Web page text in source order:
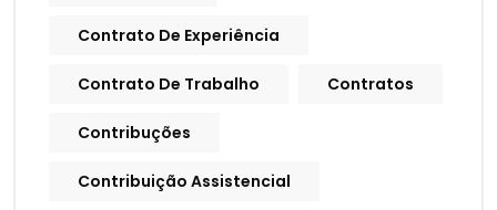
Contrato De Experiência
Contrato De Trabalho Contratos
Contribuções
Contribuição Assistencial